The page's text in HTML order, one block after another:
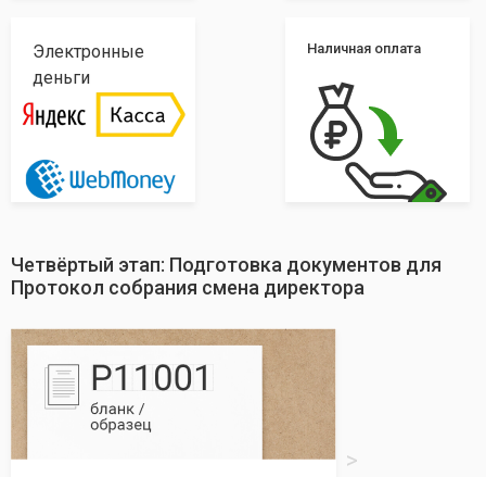
Электронные
деньги
Наличная оплата
Четвёртый этап: Подготовка документов для
Протокол собрания смена директора